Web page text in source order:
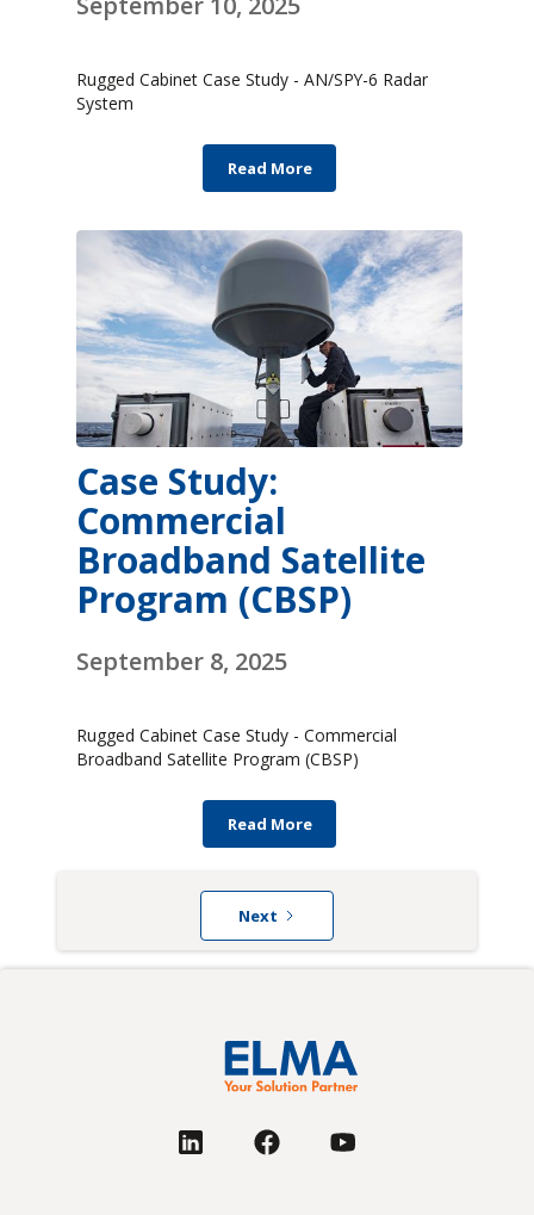
Rugged Cabinet Case Study - AN/SPY-6 Radar
System
Read More
Case Study:
Commercial
Broadband Satellite
Program (CBSP)
September 8, 2025
Rugged Cabinet Case Study - Commercial
Broadband Satellite Program (CBSP)
Read More
Next